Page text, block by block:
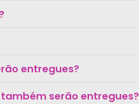
entregues?
serão entregues?